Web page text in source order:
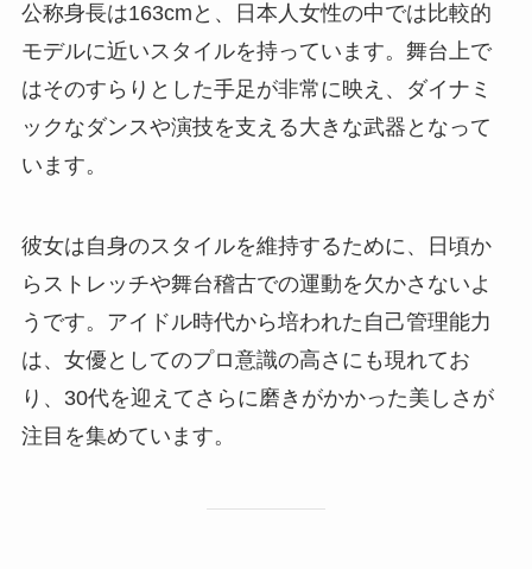
公称身長は163cmと、日本人女性の中では比較的
モデルに近いスタイルを持っています。舞台上で
はそのすらりとした手足が非常に映え、ダイナミ
ックなダンスや演技を支える大きな武器となって
います。
彼女は自身のスタイルを維持するために、日頃か
らストレッチや舞台稽古での運動を欠かさないよ
うです。アイドル時代から培われた自己管理能力
は、女優としてのプロ意識の高さにも現れてお
り、30代を迎えてさらに磨きがかかった美しさが
注目を集めています。